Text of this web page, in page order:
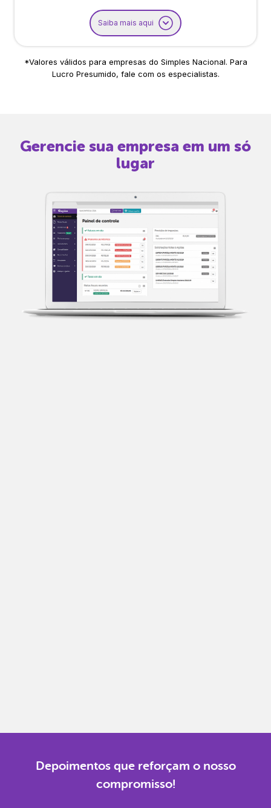
Saiba mais aqui
*Valores válidos para empresas do Simples Nacional. Para
Lucro Presumido, fale com os especialistas.
Gerencie sua empresa em um só
lugar
Depoimentos que reforçam o nosso
compromisso!